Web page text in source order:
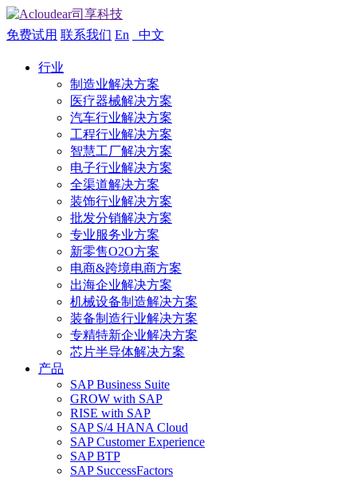
免费试用 联系我们 En 中文
行业
制造业解决方案
医疗器械解决方案
汽车行业解决方案
工程行业解决方案
智慧工厂解决方案
电子行业解决方案
全渠道解决方案
装饰行业解决方案
批发分销解决方案
专业服务业方案
新零售O2O方案
电商&跨境电商方案
出海企业解决方案
机械设备制造解决方案
装备制造行业解决方案
专精特新企业解决方案
芯片半导体解决方案
产品
SAP Business Suite
GROW with SAP
RISE with SAP
SAP S/4 HANA Cloud
SAP Customer Experience
SAP BTP
SAP SuccessFactors